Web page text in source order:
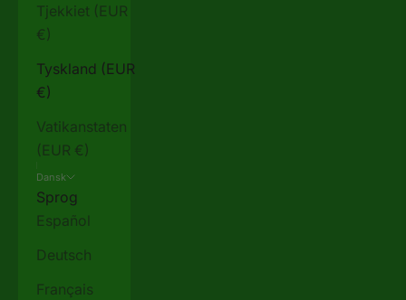
Tjekkiet (EUR
€)
Tyskland (EUR
€)
Vatikanstaten
(EUR €)
Dansk
Sprog
Español
Deutsch
Français